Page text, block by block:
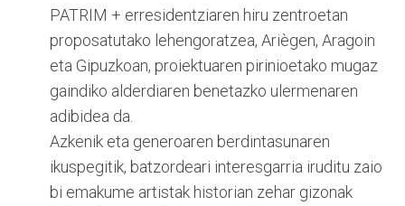
PATRIM + erresidentziaren hiru zentroetan
proposatutako lehengoratzea, Ariègen, Aragoin
eta Gipuzkoan, proiektuaren pirinioetako mugaz
gaindiko alderdiaren benetazko ulermenaren
adibidea da.
Azkenik eta generoaren berdintasunaren
ikuspegitik, batzordeari interesgarria iruditu zaio
bi emakume artistak historian zehar gizonak